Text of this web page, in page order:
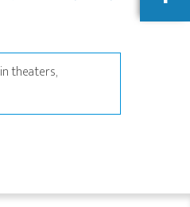
theaters,